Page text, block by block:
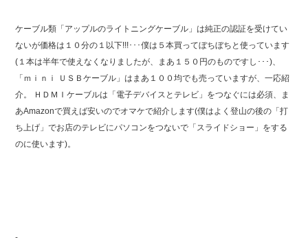
ケーブル類「アップルのライトニングケーブル」は純正の認証を受けてい
ないが価格は１０分の１以下!!!･･･僕は５本買ってぼちぼちと使っています
(１本は半年で使えなくなりましたが、まあ１５０円のものですし･･･)、
「ｍｉｎｉ ＵＳＢケーブル」はまあ１００均でも売っていますが、一応紹
介。 ＨＤＭＩケーブルは「電子デバイスとテレビ」をつなぐには必須、ま
あAmazonで買えば安いのでオマケで紹介します(僕はよく登山の後の「打
ち上げ」でお店のテレビにパソコンをつないで「スライドショー」をする
のに使います)。